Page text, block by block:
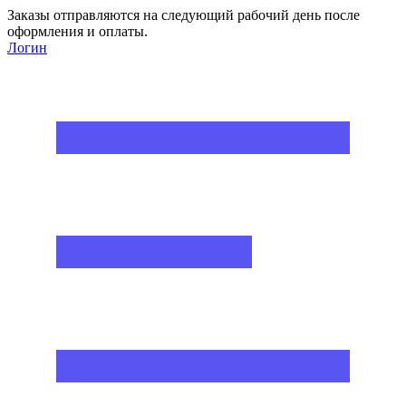
Заказы отправляются на следующий рабочий день после
оформления и оплаты.
Логин